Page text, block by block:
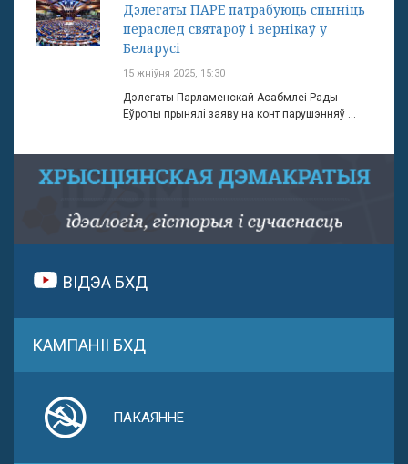
Дэлегаты ПАРЕ патрабуюць спыніць
пераслед святароў і вернікаў у
Беларусі
15 жніўня 2025, 15:30
Дэлегаты Парламенскай Асабмлеі Рады
Еўропы прынялі заяву на конт парушэнняў ...
ВІДЭА БХД
КАМПАНІІ БХД
ПАКАЯННЕ